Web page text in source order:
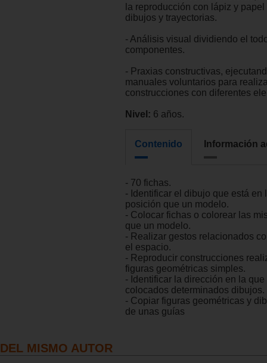
la reproducción con lápiz y
dibujos y trayectorias.
- Análisis visual dividiendo el
componentes.
- Praxias constructivas,
manuales voluntarios para
construcciones con diferentes
Nivel: 6 años.
Contenido Información
- 70 fichas.
- Identificar el dibujo que está en
posición que un modelo.
- Colocar fichas o colorear las
que un modelo.
- Realizar gestos relacionados
el espacio.
- Reproducir construcciones
figuras geométricas simples.
- Identificar la dirección en la que
colocados determinados dibujos.
- Copiar figuras geométricas y
de unas guías
DEL MISMO AUTOR